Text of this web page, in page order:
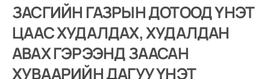
ЗАСГИЙН ГАЗРЫН ДОТООД ҮНЭТ
ЦААС ХУДАЛДАХ, ХУДАЛДАН
АВАХ ГЭРЭЭНД ЗААСАН
ХУВААРИЙН ДАГУУ ҮНЭТ